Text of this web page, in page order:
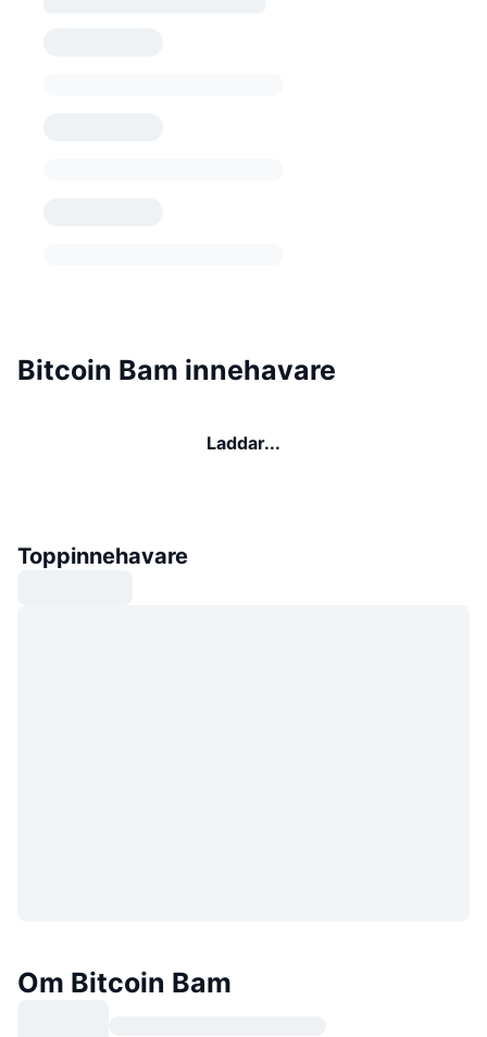
Bitcoin Bam innehavare
Laddar...
Toppinnehavare
Om Bitcoin Bam